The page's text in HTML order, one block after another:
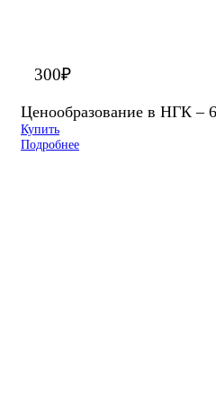
300₽
Ценообразование в НГК –
Купить
Подробнее